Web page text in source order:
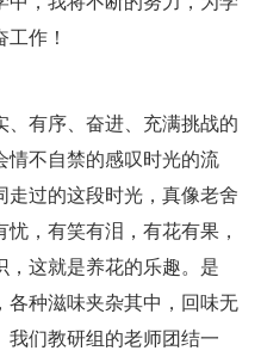
作！
、有序、奋进、充满挑战的
情不自禁的感叹时光的流
走过的这段时光，真像老舍
，有笑有泪，有花有果，
，这就是养花的乐趣。是
各种滋味夹杂其中，回味无
我们教研组的老师团结一